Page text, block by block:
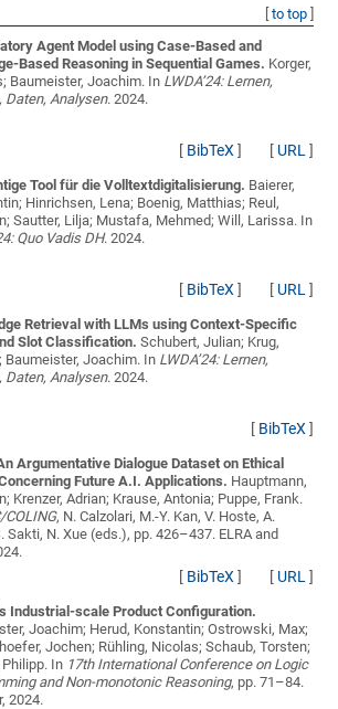
to top]
Agent Model using Case-Based and
Based Reasoning in Sequential Games. Korger,
Baumeister, Joachim. In LWDA’24: Lernen,
Daten, Analysen. 2024.
[ BibTeX ] [ URL ]
Tool für die Volltextdigitalisierung. Baierer,
Hinrichsen, Lena; Boenig, Matthias; Reul,
Sautter, Lilja; Mustafa, Mehmed; Will, Larissa. In
Quo Vadis DH. 2024.
[ BibTeX ] [ URL ]
Retrieval with LLMs using Context-Specific
Slot Classification. Schubert, Julian; Krug,
Baumeister, Joachim. In LWDA’24: Lernen,
Daten, Analysen. 2024.
[ BibTeX ]
Argumentative Dialogue Dataset on Ethical
Future A.I. Applications. Hauptmann,
Krenzer, Adrian; Krause, Antonia; Puppe, Frank.
COLING, N. Calzolari, M.-Y. Kan, V. Hoste, A.
Sakti, N. Xue (eds.), pp. 426–437. ELRA and
[ BibTeX ] [ URL ]
Industrial-scale Product Configuration.
Joachim; Herud, Konstantin; Ostrowski, Max;
Jochen; Rühling, Nicolas; Schaub, Torsten;
. In 17th International Conference on Logic
and Non-monotonic Reasoning, pp. 71–84.
2024.